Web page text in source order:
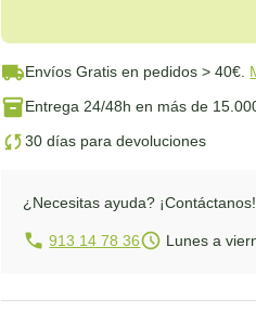
Envíos Gratisen pedidos > 40€.
Entrega 24/48h en más de
30 días para devoluciones
¿Necesitas ayuda? ¡Contáctanos!
913 14 78 36 Lunes a